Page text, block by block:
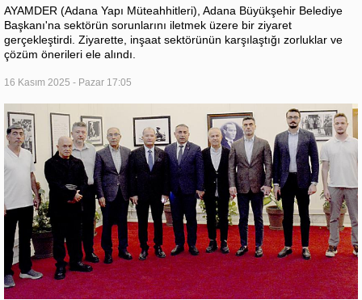
AYAMDER (Adana Yapı Müteahhitleri), Adana Büyükşehir Belediye
Başkanı'na sektörün sorunlarını iletmek üzere bir ziyaret
gerçekleştirdi. Ziyarette, inşaat sektörünün karşılaştığı zorluklar ve
çözüm önerileri ele alındı.
16 Kasım 2025 - Pazar 17:05